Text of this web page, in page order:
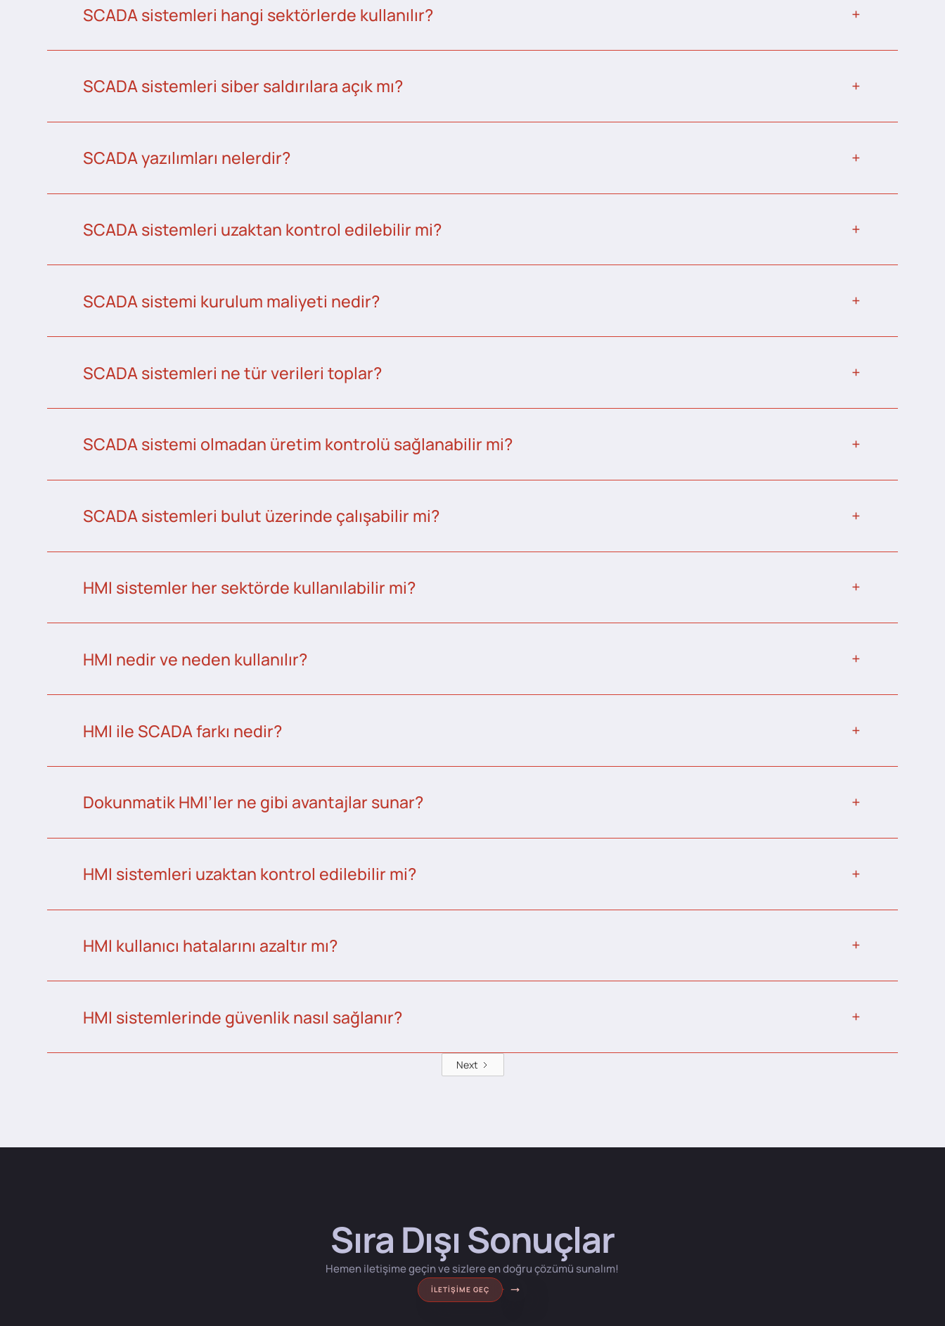
SCADA sistemleri hangi sektörlerde kullanılır?
SCADA sistemleri siber saldırılara açık mı?
SCADA yazılımları nelerdir?
SCADA sistemleri uzaktan kontrol edilebilir mi?
SCADA sistemi kurulum maliyeti nedir?
SCADA sistemleri ne tür verileri toplar?
SCADA sistemi olmadan üretim kontrolü sağlanabilir mi?
SCADA sistemleri bulut üzerinde çalışabilir mi?
HMI sistemler her sektörde kullanılabilir mi?
HMI nedir ve neden kullanılır?
HMI ile SCADA farkı nedir?
Dokunmatik HMI’ler ne gibi avantajlar sunar?
HMI sistemleri uzaktan kontrol edilebilir mi?
HMI kullanıcı hatalarını azaltır mı?
HMI sistemlerinde güvenlik nasıl sağlanır?
Next
Sıra Dışı Sonuçlar
Hemen iletişime geçin ve sizlere en doğru çözümü sunalım!
İLETIŞIME GEÇ